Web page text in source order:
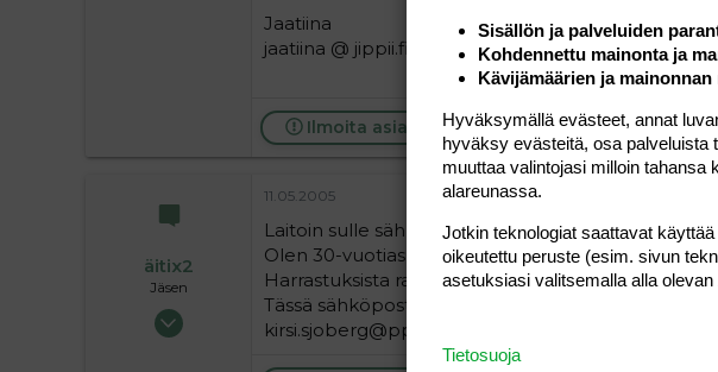
Jaatiina
jaatiina @ jippii.fi
Ilmoita asiaton viesti
äitix2
Jäsen
15.05.2004
11.05.2005
Laitoin sulle sähköposti viestiä. Onkohan tullut
Olen 30-vuotias kahden lapsen äiti Varsinais-
Harrastuksista rakkain on lukeminen.
Tässä sähköpostiosoite jos postikorttien vaihtelu
kirsi.sjoberg@pp1.inet.fi
Sisällön ja palveluiden
Kohdennettu mainonta ja
Kävijämäärien ja
Hyväksymällä evästeet, annat
hyväksy evästeitä, osa palveluista
muuttaa valintojasi milloin tahansa
alareunassa.
Jotkin teknologiat saattavat
oikeutettu peruste (esim. sivun
asetuksiasi valitsemalla alla olevan
Tietosuoja